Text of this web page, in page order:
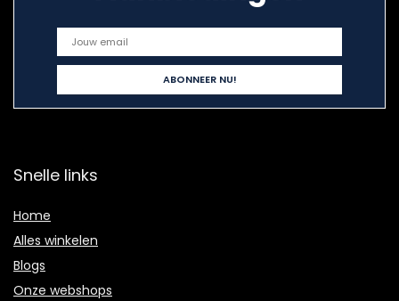
Snelle links
Home
Alles winkelen
Blogs
Onze webshops